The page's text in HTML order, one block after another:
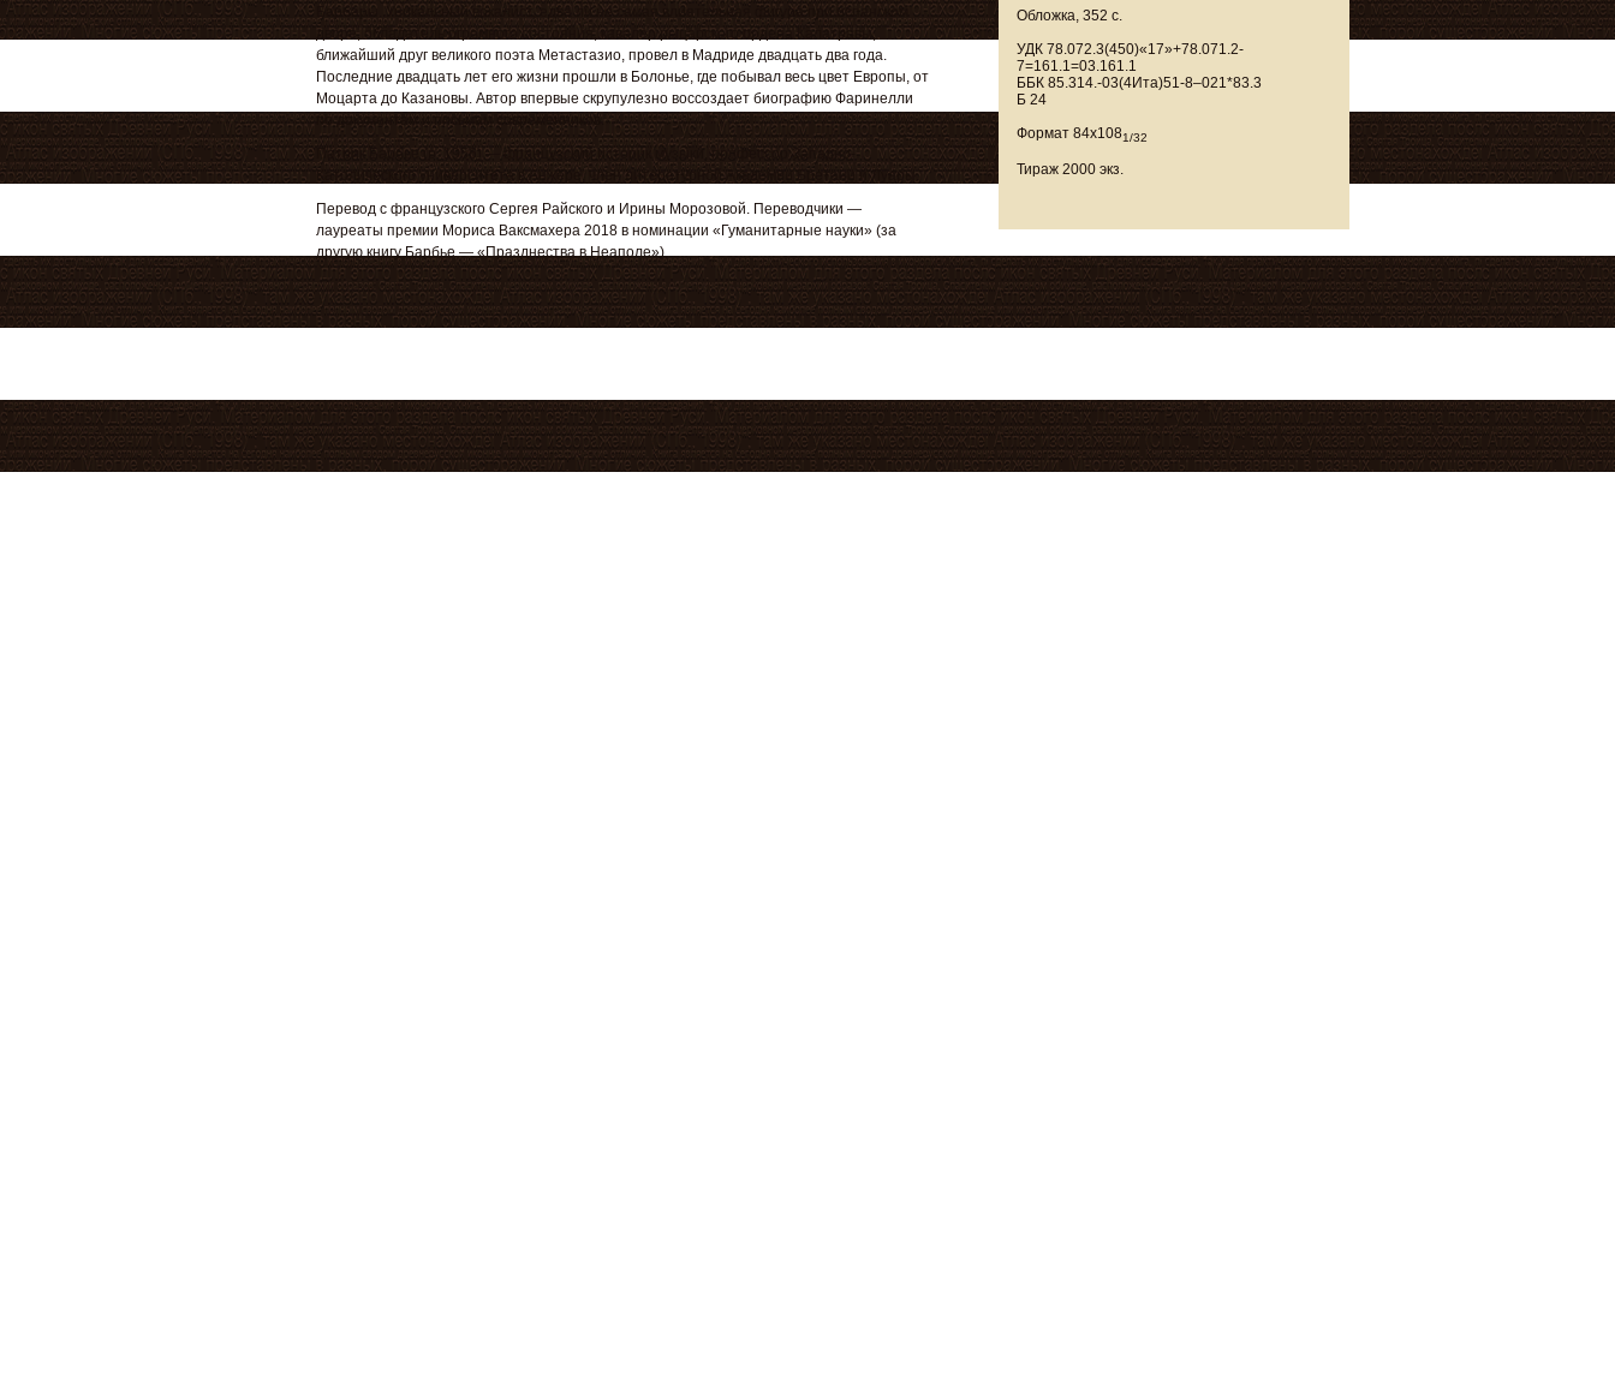
Барбары. Уникальный вокалист, едва ли не самая влиятельная фигура при испанском
дворе, обладатель огромного состояния, кавалер рыцарского ордена Калатравы,
ближайший друг великого поэта Метастазио, провел в Мадриде двадцать два года.
Последние двадцать лет его жизни прошли в Болонье, где побывал весь цвет Европы, от
Моцарта до Казановы. Автор впервые скрупулезно воссоздает биографию Фаринелли
по документам и письмам современников.
Патрик Барбье (р. 1956) — французский историк музыки, профессор Западно-
Католического университета в Анжере, член литературной Академии Бретани и Луары.
Перевод c французского Сергея Райского и Ирины Морозовой. Переводчики —
лауреаты премии Мориса Ваксмахера 2018 в номинации «Гуманитарные науки» (за
другую книгу Барбье — «Празднества в Неаполе»).
Обложка, 352 с.
УДК 78.072.3(450)«17»+78.071.2-
7=161.1=03.161.1
ББК 85.314.-03(4Ита)51-8–021*83.3
Б 24
Формат 84x1081/32
Тираж 2000 экз.